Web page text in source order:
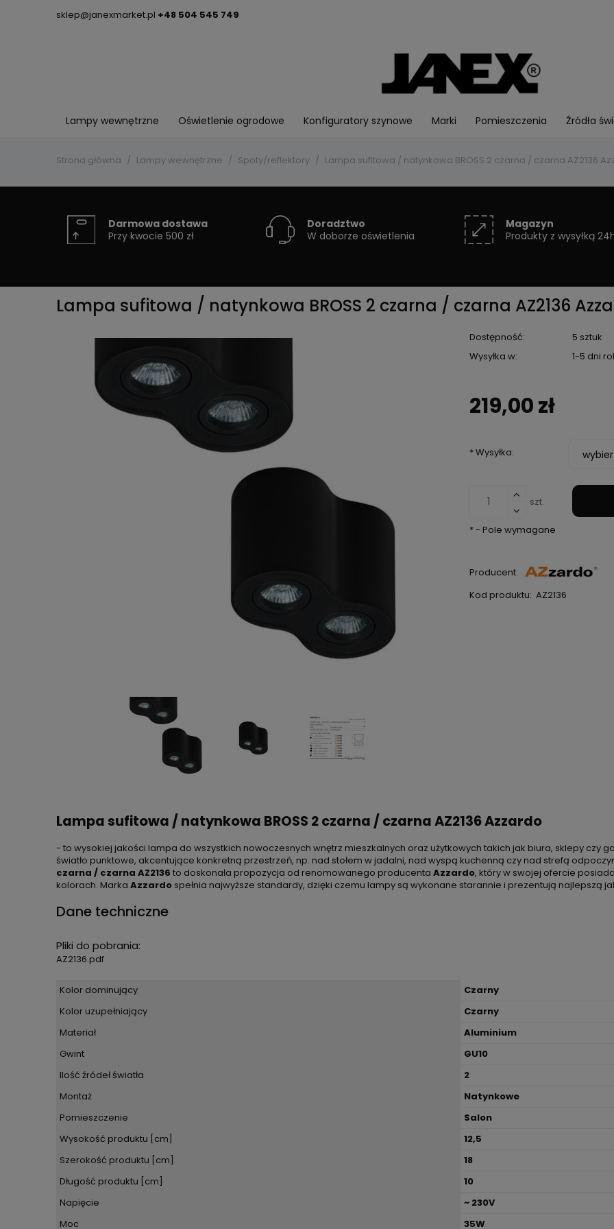
sklep@janexmarket.pl +48 504 545 749
Lampy wewnętrzne Oświetlenie ogrodowe Konfiguratory szynowe Marki Pomieszczenia Źródła
Strona główna Lampy wewnętrzne Spoty/reflektory Lampa sufitowa / natynkowa BROSS 2 czarna / czarna AZ2136
Darmowa dostawa
Przy kwocie 500 zł
Doradztwo
W doborze oświetlenia
Magazyn
Produkty z wysyłką
Lampa sufitowa / natynkowa BROSS 2 czarna / czarna AZ2136
Dostępność:
5 sztuk
Wysyłka w:
1-5 dni
219,00 zł
*Wysyłka:
szt.
*- Pole wymagane
Producent:
Kod produktu: AZ2136
Lampa sufitowa / natynkowa BROSS 2 czarna / czarna AZ2136 Azzardo
- to wysokiej jakości lampa do wszystkich nowoczesnych wnętrz mieszkalnych oraz użytkowych takich jak biura, sklepy czy
światło punktowe, akcentujące konkretną przestrzeń, np. nad stołem w jadalni, nad wyspą kuchenną czy nad strefą
czarna / czarna AZ2136 to doskonała propozycja od renomowanego producenta Azzardo, który w swojej ofercie
kolorach. Marka Azzardo spełnia najwyższe standardy, dzięki czemu lampy są wykonane starannie i prezentują najlepszą
Dane techniczne
Pliki do pobrania:
AZ2136.pdf
Kolor dominujący
Czarny
Kolor uzupełniający
Czarny
Materiał
Aluminium
Gwint
GU10
Ilość źródeł światła
2
Montaż
Natynkowe
Pomieszczenie
Salon
Wysokość produktu [cm]
12,5
Szerokość produktu [cm]
18
Długość produktu [cm]
10
Napięcie
~ 230V
Moc
35W